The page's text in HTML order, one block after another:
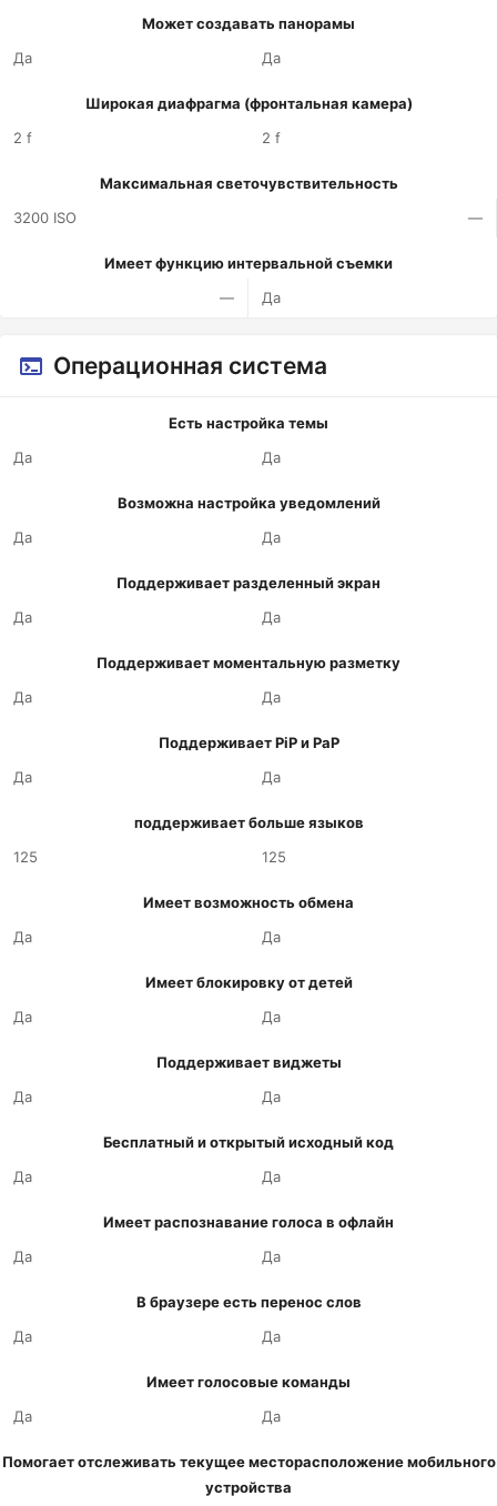
Может создавать панорамы
Да
Да
Широкая диафрагма (фронтальная камера)
2 f
2 f
Максимальная светочувствительность
3200 ISO
—
Имеет функцию интервальной съемки
—
Да
Операционная система
Есть настройка темы
Да
Да
Возможна настройка уведомлений
Да
Да
Поддерживает разделенный экран
Да
Да
Поддерживает моментальную разметку
Да
Да
Поддерживает PiP и PaP
Да
Да
поддерживает больше языков
125
125
Имеет возможность обмена
Да
Да
Имеет блокировку от детей
Да
Да
Поддерживает виджеты
Да
Да
Бесплатный и открытый исходный код
Да
Да
Имеет распознавание голоса в офлайн
Да
Да
В браузере есть перенос слов
Да
Да
Имеет голосовые команды
Да
Да
Помогает отслеживать текущее месторасположение мобильного
устройства